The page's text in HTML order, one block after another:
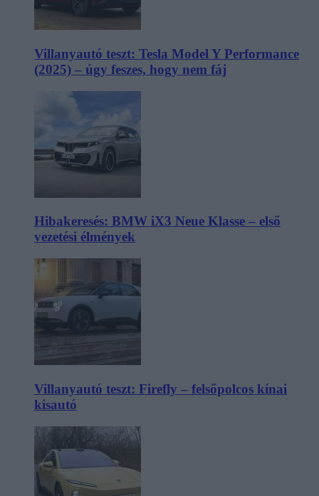
Villanyautó teszt: Tesla Model Y Performance
(2025) – úgy feszes, hogy nem fáj
Hibakeresés: BMW iX3 Neue Klasse – első
vezetési élmények
Villanyautó teszt: Firefly – felsőpolcos kínai
kisautó